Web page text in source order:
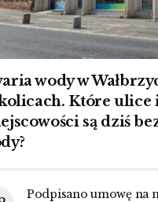
wody w
Które ulice
są dziś
Podpisano umowę na